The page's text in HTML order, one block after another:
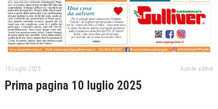
10 Luglio 2025 Autore: admin
Prima pagina 10 luglio 2025